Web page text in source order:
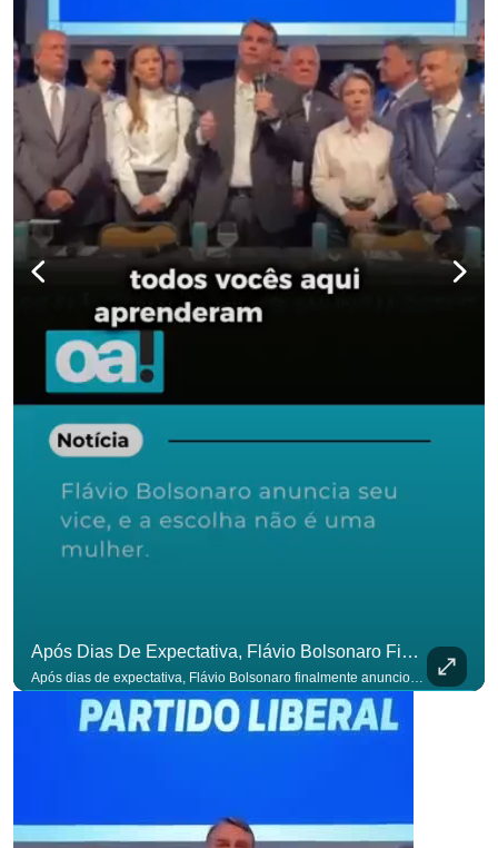
Após Dias De Expectativa, Flávio Bolsonaro Finalmente Anunciou Seu Vice. #OAntagonista